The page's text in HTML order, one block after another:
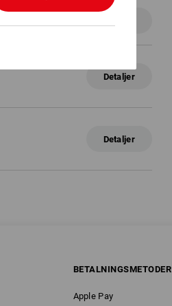
Detaljer
Detaljer
BETALNINGSMETODER
Apple Pay